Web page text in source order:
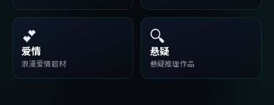
💕
爱情
浪漫爱情题材
🔍
悬疑
悬疑推理作品